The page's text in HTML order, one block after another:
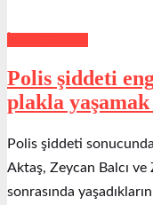
Polis şiddeti
plakla yaşamak
Polis şiddeti
Aktaş, Zeycan Balcı
sonrasında